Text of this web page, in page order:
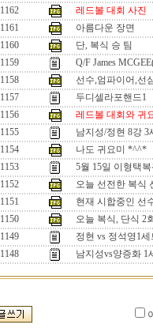
1162
레드볼 대회 사진
1161
아름다운 장면
1160
단, 복식 승 팀
1159
Q/F James
1158
선수,엄파이어,선
1157
두디셀라포핸드1
1156
레드볼 대회와 귀
1155
남지성/정현 8강 3
1154
나도 귀요미 *^^*
1153
5월 15일 이형택
1152
오늘 선전한 복식
1151
현재 시합중인 선
1150
오늘 복식, 단식 2
1149
정현 vs 정석영1
1148
남지성vs양증화 1